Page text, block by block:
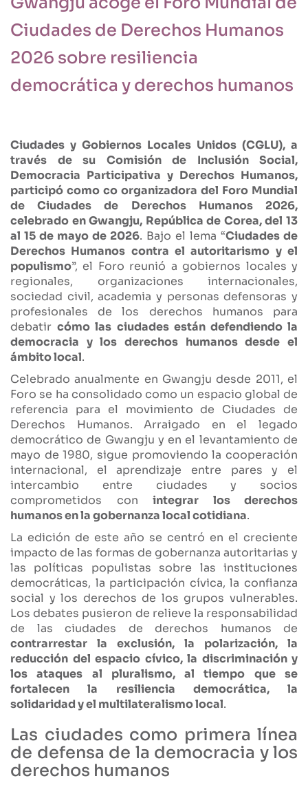
Ciudades de Derechos Humanos
2026 sobre resiliencia
democrática y derechos humanos
Ciudades y Gobiernos Locales Unidos (CGLU), a
través de su Comisión de Inclusión Social,
Democracia Participativa y Derechos Humanos,
participó como co organizadora del Foro Mundial
de Ciudades de Derechos Humanos 2026,
celebrado en Gwangju, República de Corea, del 13
al 15 de mayo de 2026. Bajo el lema “Ciudades de
Derechos Humanos contra el autoritarismo y el
populismo”, el Foro reunió a gobiernos locales y
regionales, organizaciones internacionales,
sociedad civil, academia y personas defensoras y
profesionales de los derechos humanos para
debatircómo las ciudades están defendiendo la
democracia y los derechos humanos desde el
ámbito local.
Celebrado anualmente en Gwangju desde 2011, el
Foro se ha consolidado como un espacio global de
referencia para el movimiento de Ciudades de
Derechos Humanos. Arraigado en el legado
democrático de Gwangju y en el levantamiento de
mayo de 1980, sigue promoviendo la cooperación
internacional, el aprendizaje entre pares y el
intercambio entre ciudades y socios
comprometidos con integrar los derechos
humanos en la gobernanza local cotidiana.
La edición de este año se centró en el creciente
impacto de las formas de gobernanza autoritarias y
las políticas populistas sobre las instituciones
democráticas, la participación cívica, la confianza
social y los derechos de los grupos vulnerables.
Los debates pusieron de relieve la responsabilidad
de las ciudades de derechos humanos de
contrarrestar la exclusión, la polarización, la
reducción del espacio cívico, la discriminación y
los ataques al pluralismo, al tiempo que se
fortalecen la resiliencia democrática, la
solidaridad y el multilateralismo local.
Las ciudades como primera línea
de defensa de la democracia y los
derechos humanos